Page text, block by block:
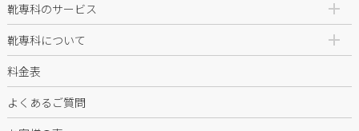
靴専科のサービス
靴専科について
料金表
よくあるご質問